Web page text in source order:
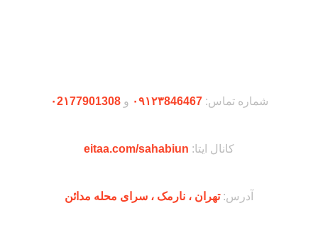
شماره تماس:۰۹۱۲۳846467 و۰2۱77901308
کانال ایتا: eitaa.com/sahabiun
آدرس:تهران ،‌ نارمک ، سرای محله مدائن